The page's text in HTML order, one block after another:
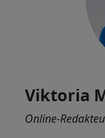
Viktoria
Online-